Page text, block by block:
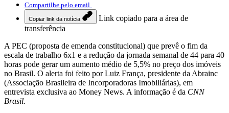
Compartilhe pelo email
Copiar link da notícia
Link copiado para a área de
transferência
A PEC (proposta de emenda constitucional) que prevê o fim da
escala de trabalho 6x1 e a redução da jornada semanal de 44 para 40
horas pode gerar um aumento médio de 5,5% no preço dos imóveis
no Brasil. O alerta foi feito por Luiz França, presidente da Abrainc
(Associação Brasileira de Incorporadoras Imobiliárias), em
entrevista exclusiva ao Money News. A informação é da CNN
Brasil.